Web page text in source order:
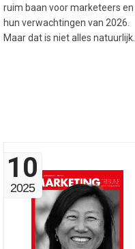
ruim baan voor marketeers en
hun verwachtingen van 2026.
Maar dat is niet alles natuurlijk…
10
2025